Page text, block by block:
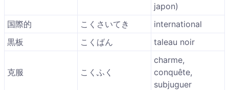
japon)
国際的
こくさいてき
international
黒板
こくばん taleau noir
克服 こくふく
charme,
conquête,
subjuguer